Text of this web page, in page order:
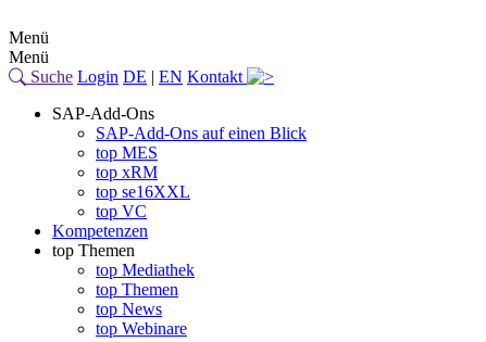
Menü
Menü
Suche Login DE | EN Kontakt
SAP-Add-Ons
SAP-Add-Ons auf einen Blick
top MES
top xRM
top se16XXL
top VC
Kompetenzen
top Themen
top Mediathek
top Themen
top News
top Webinare